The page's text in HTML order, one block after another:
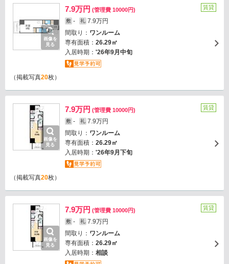
画像を
見る
7.9万円 (管理費 10000円)
敷 - 礼 7.9万円
間取り： ワンルーム
専有面積： 26.29㎡
入居時期： '26年9月中旬
賃貸
（掲載写真20枚）
画像を
見る
7.9万円 (管理費 10000円)
敷 - 礼 7.9万円
間取り： ワンルーム
専有面積： 26.29㎡
入居時期： '26年9月下旬
賃貸
（掲載写真20枚）
画像を
見る
7.9万円 (管理費 10000円)
敷 - 礼 7.9万円
間取り： ワンルーム
専有面積： 26.29㎡
入居時期： 相談
賃貸